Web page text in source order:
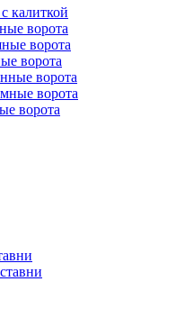
калиткой
ворота
ворота
ворота
ворота
ворота
ворота